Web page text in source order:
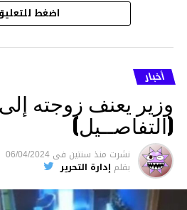
اضغط
أخبار
وزير يعنف زوجته
(التفاصــيل)
نشرت منذ سنتين فى 06/04/2024
بقلم إدارة التحرير